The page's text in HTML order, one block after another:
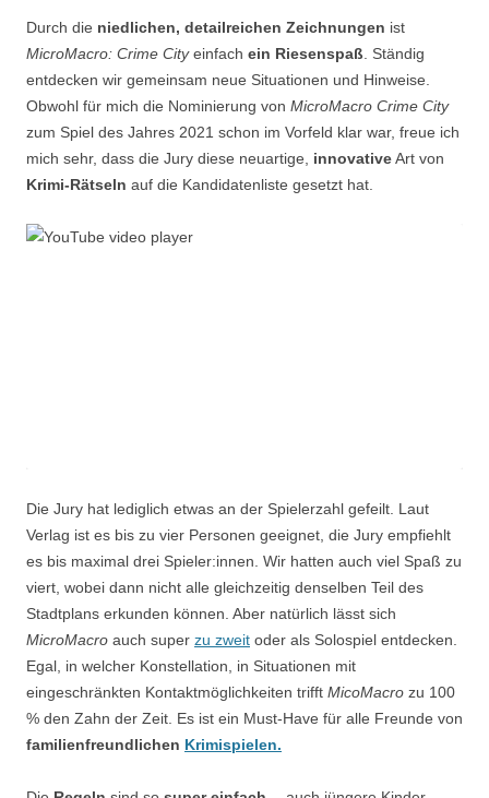
Durch die niedlichen, detailreichen Zeichnungen ist
MicroMacro: Crime Cityeinfach ein Riesenspaß. Ständig
entdecken wir gemeinsam neue Situationen und Hinweise.
Obwohl für mich die Nominierung von MicroMacro Crime City
zum Spiel des Jahres 2021 schon im Vorfeld klar war, freue ich
mich sehr, dass die Jury diese neuartige, innovativeArt von
Krimi-Rätseln auf die Kandidatenliste gesetzt hat.
Die Jury hat lediglich etwas an der Spielerzahl gefeilt. Laut
Verlag ist es bis zu vier Personen geeignet, die Jury empfiehlt
es bis maximal drei Spieler:innen. Wir hatten auch viel Spaß zu
viert, wobei dann nicht alle gleichzeitig denselben Teil des
Stadtplans erkunden können. Aber natürlich lässt sich
MicroMacro auch super zu zweit oder als Solospiel entdecken.
Egal, in welcher Konstellation, in Situationen mit
eingeschränkten Kontaktmöglichkeiten trifft MicoMacro zu 100
% den Zahn der Zeit. Es ist ein Must-Have für alle Freunde von
familienfreundlichen Krimispielen.